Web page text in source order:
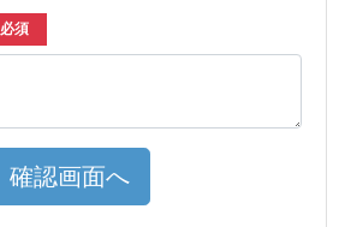
必須
確認画面へ